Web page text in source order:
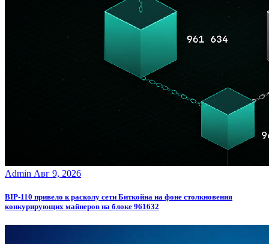
Admin Авг 9, 2026
BIP-110 привело к расколу сети Биткойна на фоне столкновения
конкурирующих майнеров на блоке 961632